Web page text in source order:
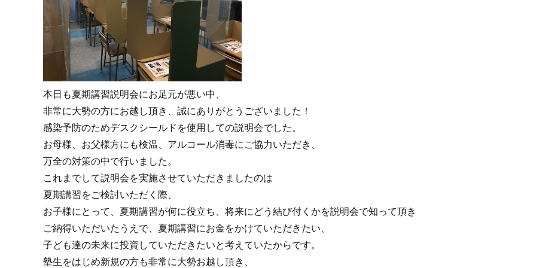
本日も夏期講習説明会にお足元が悪い中、
非常に大勢の方にお越し頂き、誠にありがとうございました！
感染予防のためデスクシールドを使用しての説明会でした。
お母様、お父様方にも検温、アルコール消毒にご協力いただき、
万全の対策の中で行いました。
これまでして説明会を実施させていただきましたのは
夏期講習をご検討いただく際、
お子様にとって、夏期講習が何に役立ち、将来にどう結び付くかを説明会で知って頂き
ご納得いただいたうえで、夏期講習にお金をかけていただきたい、
子ども達の未来に投資していただきたいと考えていたからです。
塾生をはじめ新規の方も非常に大勢お越し頂き、